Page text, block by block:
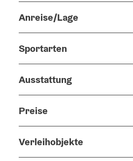
Anreise/Lage
Sportarten
Ausstattung
Preise
Verleihobjekte